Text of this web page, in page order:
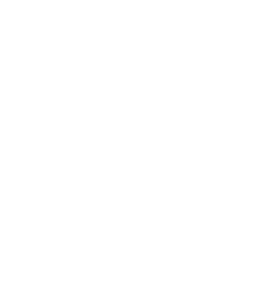
que faciliten o seu correo
outra información de carácter
obxecto de tratamento
e incorporados aos seus
os usuarios poderán exercer o
oposición e cancelación dos
connosco.
da política de
na imaxe: